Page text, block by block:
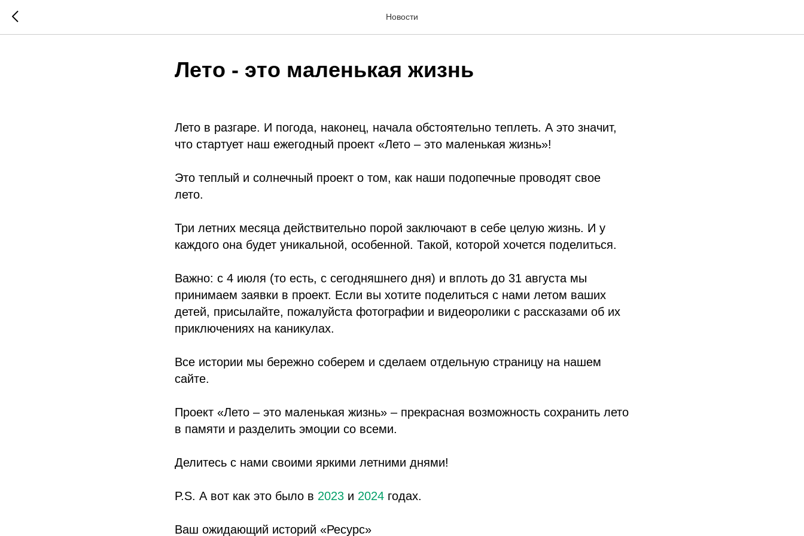
Новости
Лето - это маленькая жизнь
Лето в разгаре. И погода, наконец, начала обстоятельно теплеть. А это значит,
что стартует наш ежегодный проект «Лето – это маленькая жизнь»!
Это теплый и солнечный проект о том, как наши подопечные проводят свое
лето.
Три летних месяца действительно порой заключают в себе целую жизнь. И у
каждого она будет уникальной, особенной. Такой, которой хочется поделиться.
Важно: с 4 июля (то есть, с сегодняшнего дня) и вплоть до 31 августа мы
принимаем заявки в проект. Если вы хотите поделиться с нами летом ваших
детей, присылайте, пожалуйста фотографии и видеоролики с рассказами об их
приключениях на каникулах.
Все истории мы бережно соберем и сделаем отдельную страницу на нашем
сайте.
Проект «Лето – это маленькая жизнь» – прекрасная возможность сохранить лето
в памяти и разделить эмоции со всеми.
Делитесь с нами своими яркими летними днями!
P.S. А вот как это было в 2023 и 2024 годах.
Ваш ожидающий историй «Ресурс»